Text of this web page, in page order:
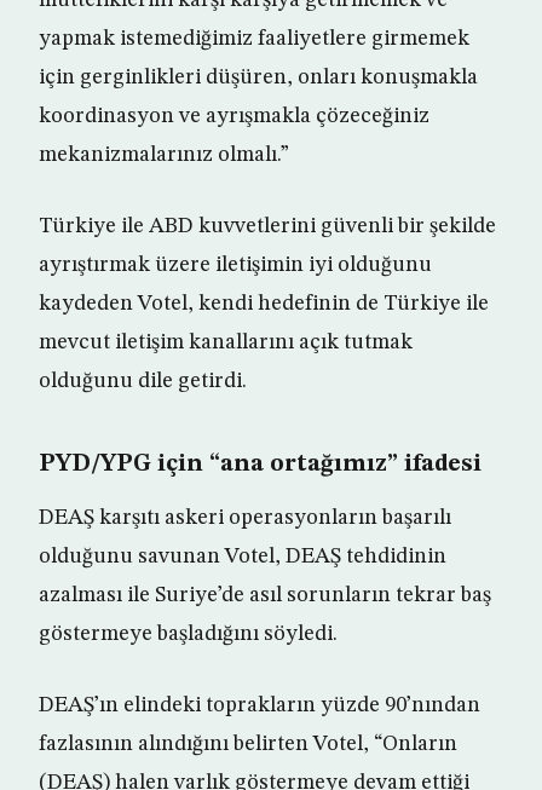
yapmak istemediğimiz faaliyetlere girmemek
için gerginlikleri düşüren, onları konuşmakla
koordinasyon ve ayrışmakla çözeceğiniz
mekanizmalarınız olmalı.”
Türkiye ile ABD kuvvetlerini güvenli bir şekilde
ayrıştırmak üzere iletişimin iyi olduğunu
kaydeden Votel, kendi hedefinin de Türkiye ile
mevcut iletişim kanallarını açık tutmak
olduğunu dile getirdi.
PYD/YPG için “ana ortağımız” ifadesi
DEAŞ karşıtı askeri operasyonların başarılı
olduğunu savunan Votel, DEAŞ tehdidinin
azalması ile Suriye’de asıl sorunların tekrar baş
göstermeye başladığını söyledi.
DEAŞ’ın elindeki toprakların yüzde 90’nından
fazlasının alındığını belirten Votel, “Onların
(DEAŞ) halen varlık göstermeye devam ettiği